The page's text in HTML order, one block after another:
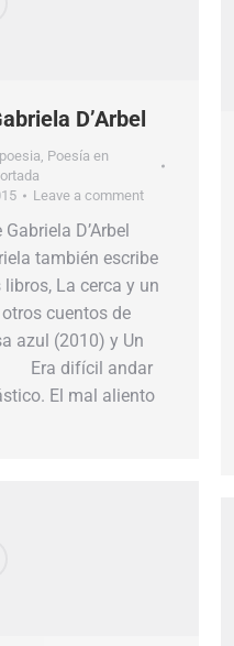
D’Arbel
Poesía en
Leave a comment
D’Arbel
también escribe
La cerca y un
cuentos de
azul (2010) y Un
difícil andar
El mal aliento